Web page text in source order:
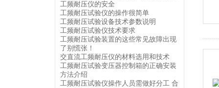
工频耐压仪的安全
工频耐压试验仪的操作很简单
工频耐压试验设备技术参数说明
工频耐压试验仪技术要求
工频耐压试验装置的这些常见故障出现
了别慌张！
交直流工频耐压仪的材料选用和技术
工频耐压试验变压器控制箱的正确安装
方法介绍
工频耐压试验仪操作人员需做好分工 合